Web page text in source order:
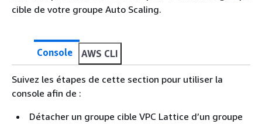
cible de votre groupe Auto Scaling.
Console AWS CLI
Suivez les étapes de cette section pour utiliser la
console afin de :
Détacher un groupe cible VPC Lattice d’un groupe